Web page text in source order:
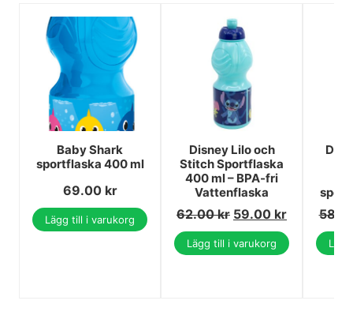
Baby Shark
sportflaska 400 ml
69.00 kr
Lägg till i varukorg
Disney Lilo och
Stitch Sportflaska
400 ml – BPA-fri
Vattenflaska
62.00kr 59.00 kr
Lägg till i varukorg